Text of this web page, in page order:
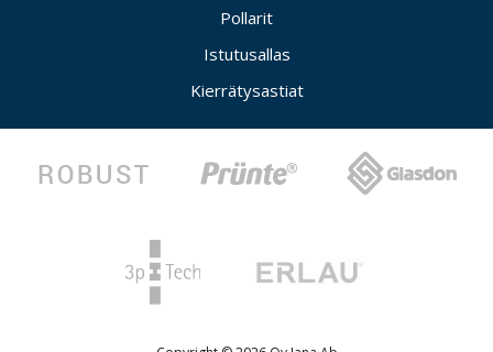
Pollarit
Istutusallas
Kierrätysastiat